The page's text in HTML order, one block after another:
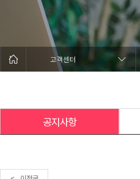
고객센터
공지사항